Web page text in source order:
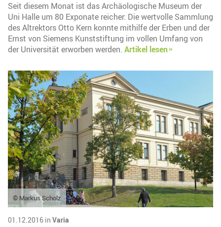
Seit diesem Monat ist das Archäologische Museum der
Uni Halle um 80 Exponate reicher: Die wertvolle Sammlung
des Altrektors Otto Kern konnte mithilfe der Erben und der
Ernst von Siemens Kunststiftung im vollen Umfang von
der Universität erworben werden. Artikel lesen
© Markus Scholz
01.12.2016 in Varia